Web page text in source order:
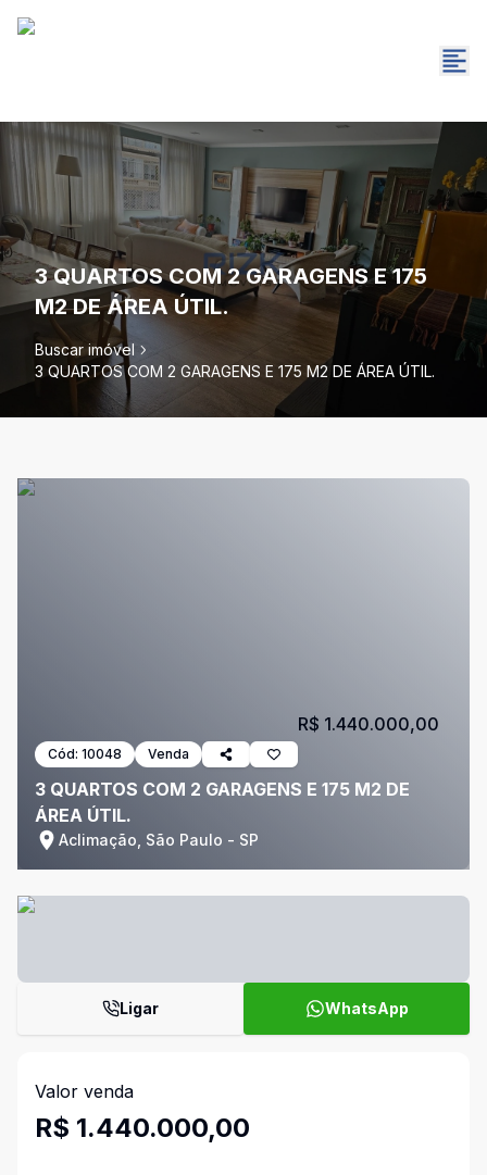
3 QUARTOS COM 2 GARAGENS E 175
M2 DE ÁREA ÚTIL.
Buscar imóvel
3 QUARTOS COM 2 GARAGENS E 175 M2 DE ÁREA ÚTIL.
Cód: 10048 Venda
3 QUARTOS COM 2 GARAGENS E 175 M2 DE
ÁREA ÚTIL.
Aclimação, São Paulo - SP
R$ 1.440.000,00
Ligar WhatsApp
Valor venda
R$ 1.440.000,00